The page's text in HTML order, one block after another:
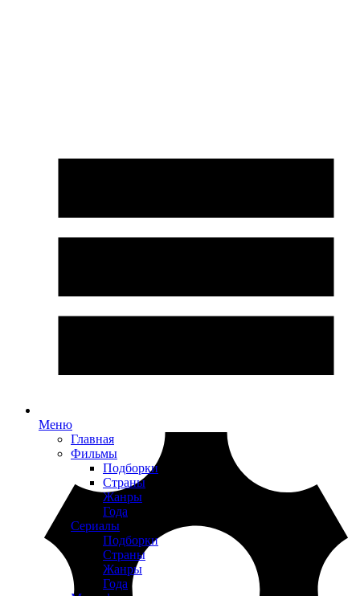
Меню
Главная
Фильмы
Подборки
Страны
Жанры
Года
Сериалы
Подборки
Страны
Жанры
Года